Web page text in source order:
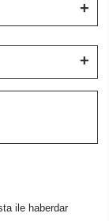
ile haberdar